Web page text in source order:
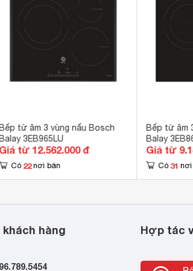
Bếp từ âm 3 vùng nấu Bosch
Balay 3EB965LU
Giá từ 12.562.000 đ
Có 22 nơi bán
Bếp từ âm
Balay
Giá từ
Có 31 nơi
hàng Hợp tác